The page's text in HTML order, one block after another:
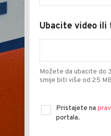
Ubacite video ili
Možete da ubacite do
smije biti više od 25
Pristajete na
portala.